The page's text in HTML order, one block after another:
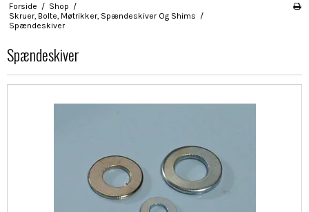
Forside / Shop /
Skruer, Bolte, Møtrikker, Spændeskiver Og Shims /
Spændeskiver
Spændeskiver